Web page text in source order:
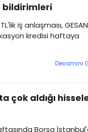
bildirimleri
iş anlaşması,
kredisi haftaya
Devamını
çok aldığı
Borsa